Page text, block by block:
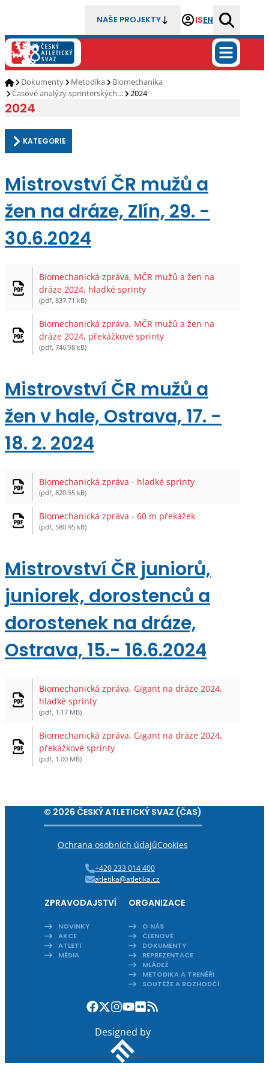
NAŠE PROJEKTY ISEN
Dokumenty Metodika
Biomechanika
Časové analýzy sprinterských…
2024
2024
KATEGORIE
Mistrovství ČR mužů a
žen na dráze, Zlín, 29. -
30.6.2024
Biomechanická zpráva, MČR mužů a žen na
dráze 2024, hladké sprinty
(pdf, 837.71 kB)
Biomechanická zpráva, MČR mužů a žen na
dráze 2024, překážkové sprinty
(pdf, 746.98 kB)
Mistrovství ČR mužů a
žen v hale, Ostrava, 17. -
18. 2. 2024
Biomechanická zpráva - hladké sprinty
(pdf, 820.55 kB)
Biomechanická zpráva - 60 m překážek
(pdf, 580.95 kB)
Mistrovství ČR juniorů,
juniorek, dorostenců a
dorostenek na dráze,
Ostrava, 15.- 16.6.2024
Biomechanická zpráva, Gigant na dráze 2024,
hladké sprinty
(pdf, 1.17 MB)
Biomechanická zpráva, Gigant na dráze 2024,
překážkové sprinty
(pdf, 1.00 MB)
© 2026 ČESKÝ ATLETICKÝ SVAZ (ČAS)
Ochrana osobních údajůCookies
+420 233 014 400
atletika@atletika.cz
ZPRAVODAJSTVÍ
NOVINKY
AKCE
ATLETI
MÉDIA
ORGANIZACE
O NÁS
ČLENOVÉ
DOKUMENTY
REPREZENTACE
MLÁDEŽ
METODIKA A TRENÉŘI
SOUTĚŽE A ROZHODČÍ
Designed by